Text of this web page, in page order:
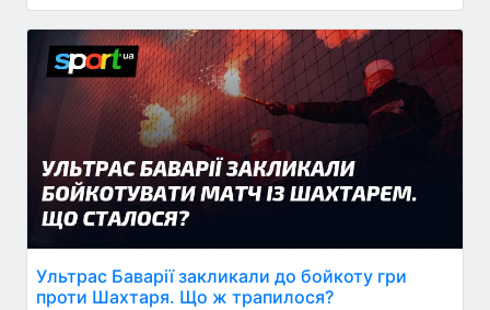
Ультрас Баварії закликали до бойкоту гри
проти Шахтаря. Що ж трапилося?